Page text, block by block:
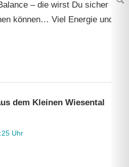
– die wirst Du sicher
können… Viel Energie und
dem Kleinen Wiesental
Uhr